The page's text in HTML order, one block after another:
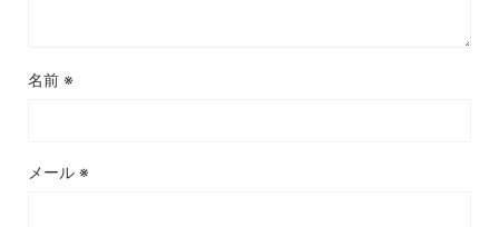
名前 ※
メール ※